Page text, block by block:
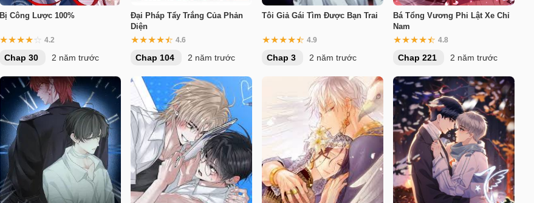
Bị Công Lược 100%
4.2
Chap 30 2 năm trước
Đại Pháp Tẩy Trắng Của Phản
Diện
4.6
Chap 104 2 năm trước
Tôi Giả Gái Tìm Được Bạn Trai
4.9
Chap 3 2 năm trước
Bá Tổng Vương Phi Lật Xe Chỉ
Nam
4.8
Chap 221 2 năm trước